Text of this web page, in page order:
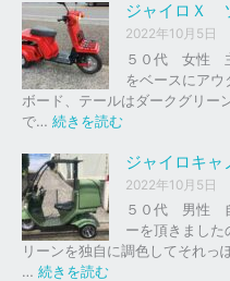
ャ
イ
ロ
以
外
の
イ
ク
車
下
ジャイロＸ
2022年10月5日
５０代 女性
をベースにア
ボード、テールはダークグリー
で… 続きを読む
ャ
イ
ロ
ジャイロキ
2022年10月5日
５０代 男性
ーを頂きまし
リーンを独自に調色してそれっ
… 続きを読む